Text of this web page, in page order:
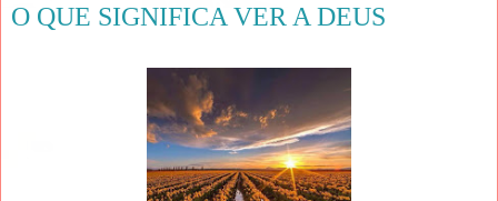
O QUE SIGNIFICA VER A DEUS